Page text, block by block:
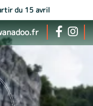
du 15 avril